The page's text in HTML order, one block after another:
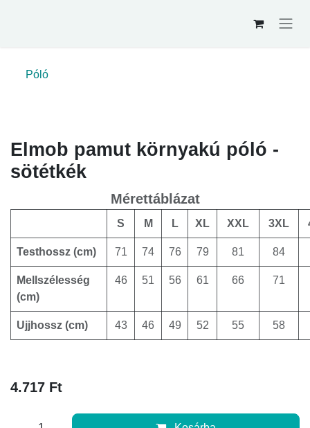
Póló
Elmob pamut környakú póló -
sötétkék
Mérettáblázat
S M L XL XXL 3XL
Testhossz (cm) 71 74 76 79 81 84
Mellszélesség
(cm)
46 51 56 61 66 71
Ujjhossz (cm) 43 46 49 52 55 58
4.717 Ft